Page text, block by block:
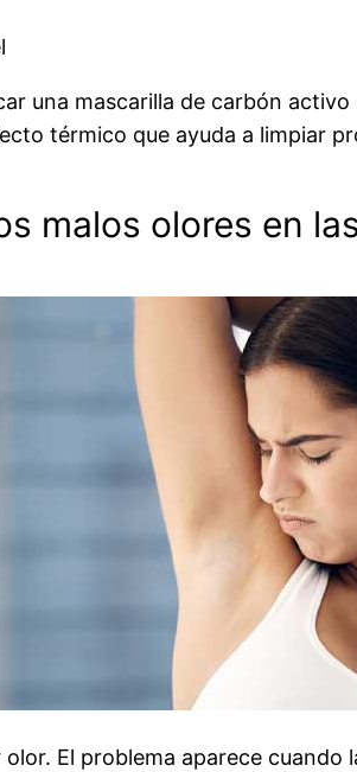
una mascarilla de carbón
térmico que ayuda a limpiar
malos olores en
El problema aparece